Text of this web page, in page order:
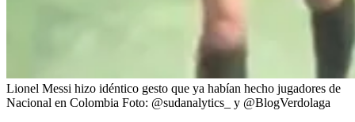
Lionel Messi hizo idéntico gesto que ya habían hecho jugadores de
Nacional en Colombia Foto: @sudanalytics_ y @BlogVerdolaga